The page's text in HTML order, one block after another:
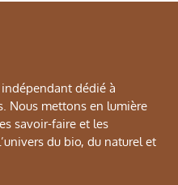
dédié à
Nous mettons en lumière
savoir-faire et les
du bio, du naturel et